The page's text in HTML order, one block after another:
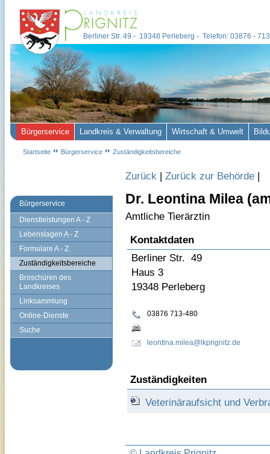
Bürgerservice
Dienstleistungen A - Z
Lebenslagen A - Z
Formulare A - Z
Zuständigkeitsbereiche
Broschüren des
Landkreises
Linksammlung
Online-Dienste
Suche
Zurück | Zurück zur Behörde |
Dr. Leontina Milea
Amtliche Tierärztin
Kontaktdaten
Berliner Str. 49
Haus 3
19348 Perleberg
03876 713-480
leontina.milea@lkprignitz.de
Zuständigkeiten
Veterinäraufsicht und
Berliner Str. 49 - 19348 Perleberg - Telefon: 03876 -
Bürgerservice Landkreis & Verwaltung Wirtschaft & Umwelt
Startseite Bürgerservice Zuständigkeitsbereiche